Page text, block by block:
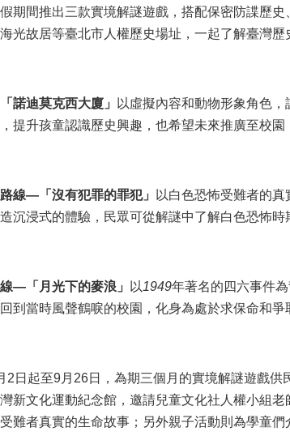
期間推出三款實境解謎遊戲，搭配保密防諜歷
光故居等臺北市人權歷史場址，一起了解臺灣歷
諾迪莫克西大廈」
以虛擬內容和動物形象角色
提升孩童認識歷史興趣，也希望未來推廣至校
線—「沒有犯罪的罪犯」
以白色恐怖受難者的
沉浸式的體驗，民眾可從解謎中了解白色恐怖時
—「月光下的麥浪」 以1949年著名的四六事件
到當時風聲鶴唳的校園，化身為處於求保命和爭
2日起至9月26日，為期三個月的實境解謎遊戲
新文化運動紀念館，邀請兒童文化社人權小組
難者真實的生命故事；另外親子活動則為學童